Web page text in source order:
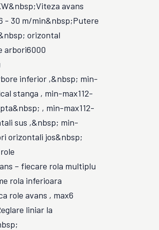
avans
- 30 m/min&nbsp;Putere
orizontal
arbori6000
inferior ,&nbsp; min-
stanga , min-max112-
, min-max112-
sus ,&nbsp; min-
orizontali jos&nbsp;
– fiecare rola multiplu
rola inferioara
role avans , max6
liniar la